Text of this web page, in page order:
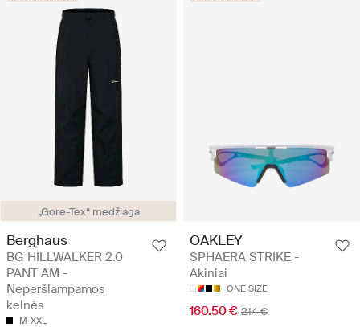
„Gore-Tex“ medžiaga
Berghaus
BG HILLWALKER 2.0
PANT AM -
Neperšlampamos
kelnės
M XXL
OAKLEY
SPHAERA STRIKE -
Akiniai
ONE SIZE
160.50 € 214 €